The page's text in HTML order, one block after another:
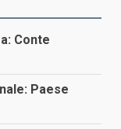
Conte
Paese